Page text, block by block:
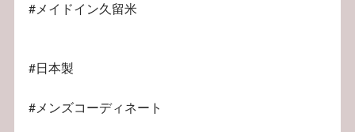
#メイドイン久留米
#日本製
#メンズコーディネート